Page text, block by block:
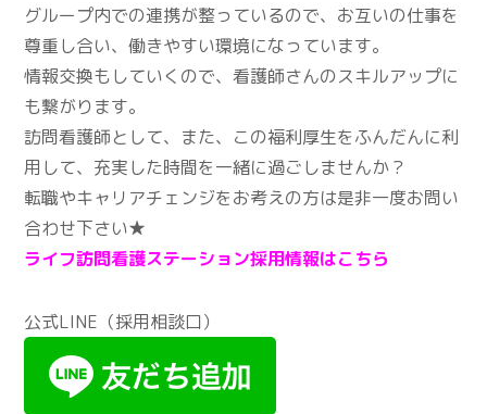
グループ内での連携が整っているので、お互いの仕事を
尊重し合い、働きやすい環境になっています。
情報交換もしていくので、看護師さんのスキルアップに
も繋がります。
訪問看護師として、また、この福利厚生をふんだんに利
用して、充実した時間を一緒に過ごしませんか？
転職やキャリアチェンジをお考えの方は是非一度お問い
合わせ下さい★
ライフ訪問看護ステーション採用情報はこちら
公式LINE（採用相談口）